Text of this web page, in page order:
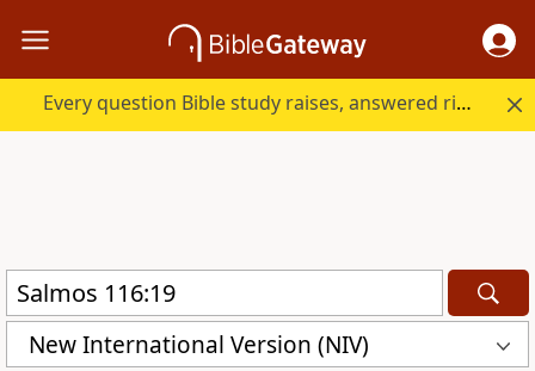
Every question Bible study raises, answered right here.
New International Version (NIV)